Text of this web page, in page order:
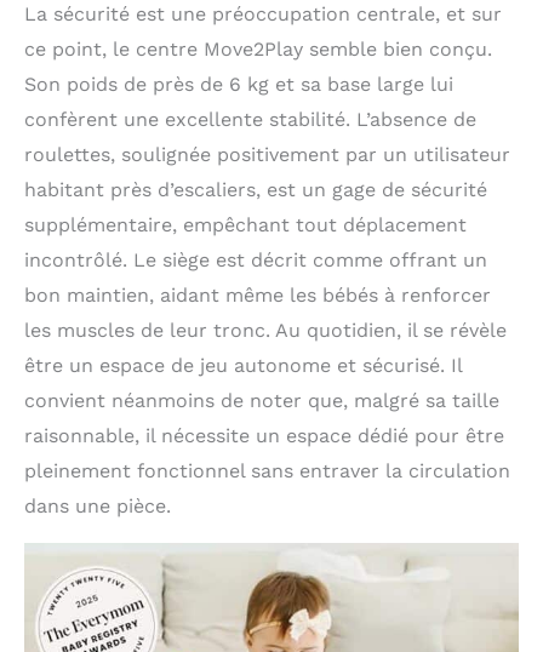
La sécurité est une préoccupation centrale, et sur
ce point, le centre Move2Play semble bien conçu.
Son poids de près de 6 kg et sa base large lui
confèrent une excellente stabilité. L’absence de
roulettes, soulignée positivement par un utilisateur
habitant près d’escaliers, est un gage de sécurité
supplémentaire, empêchant tout déplacement
incontrôlé. Le siège est décrit comme offrant un
bon maintien, aidant même les bébés à renforcer
les muscles de leur tronc. Au quotidien, il se révèle
être un espace de jeu autonome et sécurisé. Il
convient néanmoins de noter que, malgré sa taille
raisonnable, il nécessite un espace dédié pour être
pleinement fonctionnel sans entraver la circulation
dans une pièce.